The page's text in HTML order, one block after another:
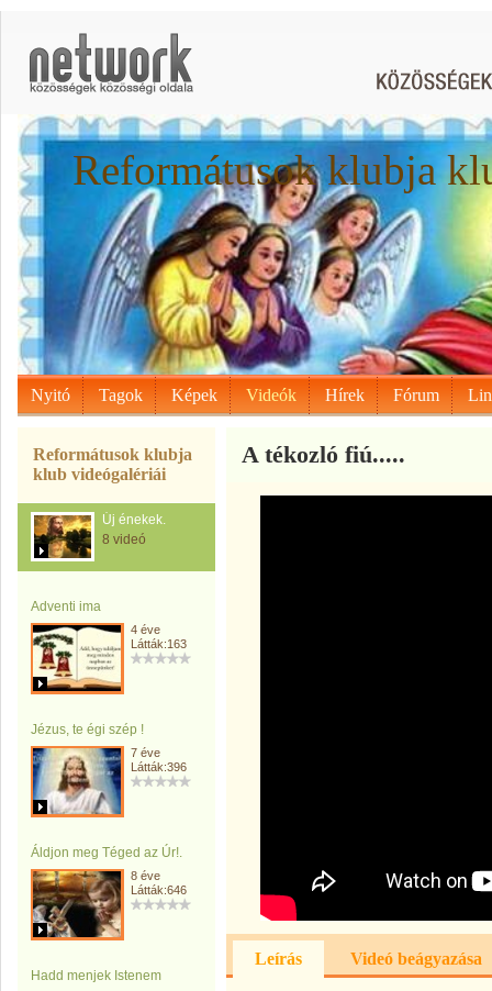
Reformátusok klubja
Nyitó Tagok Képek Videók Hírek Fórum
Reformátusok klubja
klub videógalériái
Új énekek.
8 videó
Adventi ima
4 éve
Látták:163
Jézus, te égi szép !
7 éve
Látták:396
Áldjon meg Téged az Úr!.
8 éve
Látták:646
Hadd menjek Istenem
A tékozló fiú.....
Leírás Videó beágyazása